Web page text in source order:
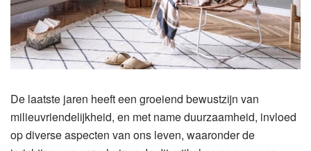
De laatste jaren heeft een groeiend bewustzijn van
milieuvriendelijkheid, en met name duurzaamheid, invloed
op diverse aspecten van ons leven, waaronder de